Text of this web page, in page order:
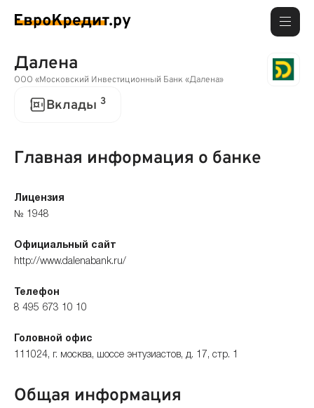
Далена
ООО «Московский Инвестиционный Банк «Далена»
Вклады 3
Главная информация о банке
Лицензия
№ 1948
Официальный сайт
http://www.dalenabank.ru/
Телефон
8 495 673 10 10
Головной офис
111024, г. москва, шоссе энтузиастов, д. 17, стр. 1
Общая информация